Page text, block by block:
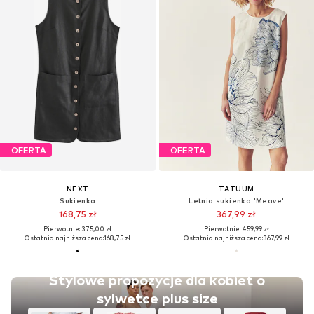
OFERTA
NEXT
Sukienka
168,75 zł
Pierwotnie: 375,00 zł
Ostatnia najniższa cena:168,75 zł
Stylowe propozycje dla kobiet o
sylwetce plus size
OFERTA
TATUUM
Letnia sukienka 'Meave'
367,99 zł
Pierwotnie: 459,99 zł
Ostatnia najniższa cena:367,99 zł